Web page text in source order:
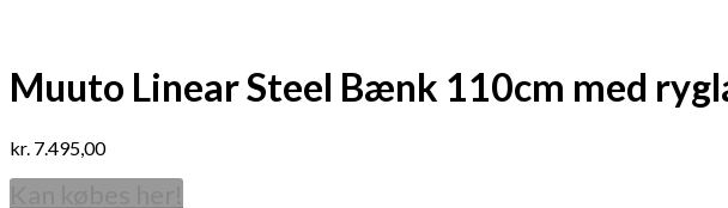
Muuto Linear Steel Bænk 110cm med
kr. 7.495,00